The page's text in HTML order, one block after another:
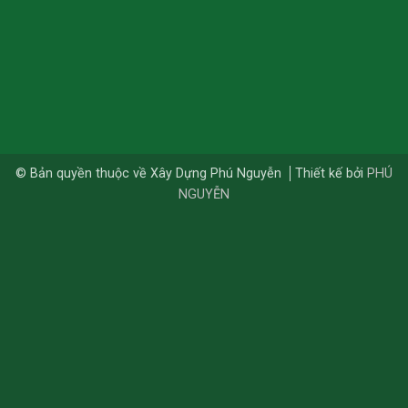
© Bản quyền thuộc về Xây Dựng Phú Nguyễn Thiết kế bởi PHÚ
NGUYỄN